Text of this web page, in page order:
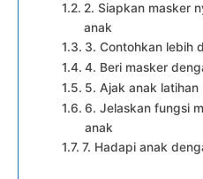
2. Siapkan masker
anak
3. Contohkan lebih
4. Beri masker
5. Ajak anak latihan
6. Jelaskan fungsi
anak
7. Hadapi anak